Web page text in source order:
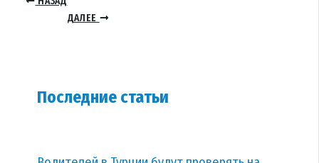
ДАЛЕЕ
Последние статьи